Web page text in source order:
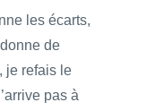
les écarts,
de
je refais le
pas à